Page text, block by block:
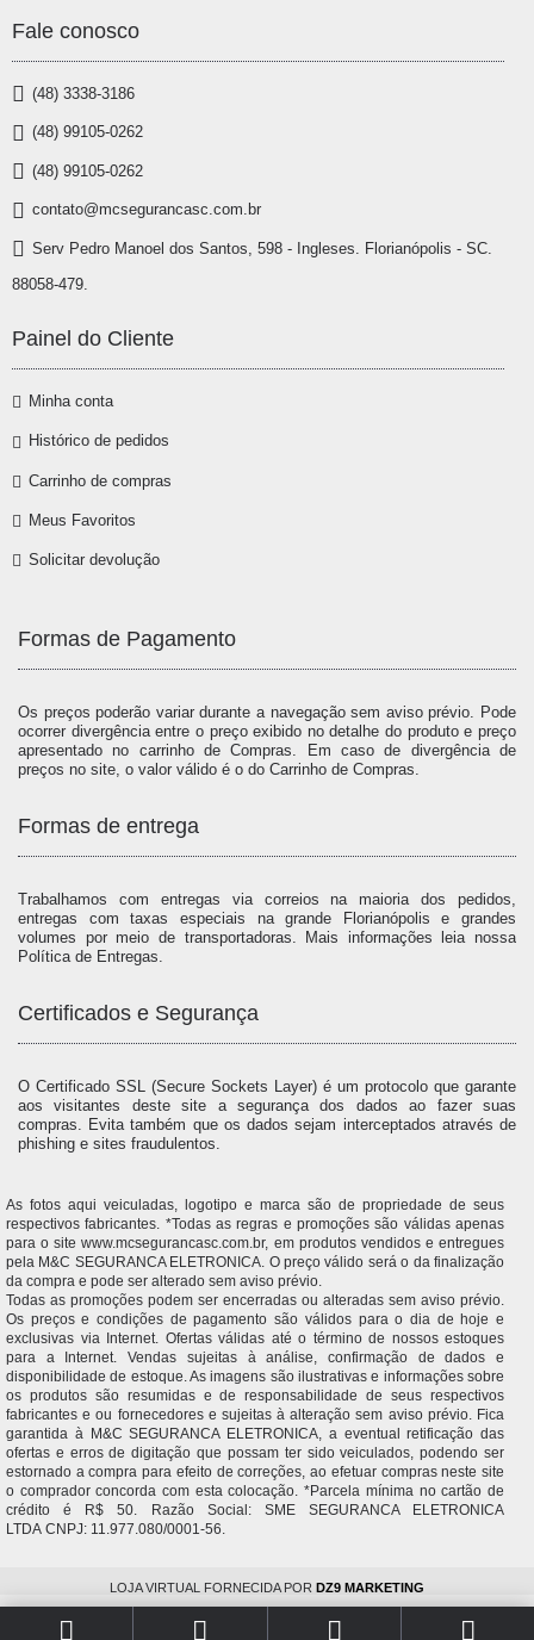
Fale conosco
(48) 3338-3186
(48) 99105-0262
(48) 99105-0262
contato@mcsegurancasc.com.br
Serv Pedro Manoel dos Santos, 598 - Ingleses. Florianópolis - SC.
88058-479.
Painel do Cliente
Minha conta
Histórico de pedidos
Carrinho de compras
Meus Favoritos
Solicitar devolução
Formas de Pagamento
Os preços poderão variar durante a navegação sem aviso prévio. Pode
ocorrer divergência entre o preço exibido no detalhe do produto e preço
apresentado no carrinho de Compras. Em caso de divergência de
preços no site, o valor válido é o do Carrinho de Compras.
Formas de entrega
Trabalhamos com entregas via correios na maioria dos pedidos,
entregas com taxas especiais na grande Florianópolis e grandes
volumes por meio de transportadoras. Mais informações leia nossa
Política de Entregas.
Certificados e Segurança
O Certificado SSL (Secure Sockets Layer) é um protocolo que garante
aos visitantes deste site a segurança dos dados ao fazer suas
compras. Evita também que os dados sejam interceptados através de
phishing e sites fraudulentos.
As fotos aqui veiculadas, logotipo e marca são de propriedade de seus
respectivos fabricantes. *Todas as regras e promoções são válidas apenas
para o site www.mcsegurancasc.com.br, em produtos vendidos e entregues
pela M&C SEGURANCA ELETRONICA. O preço válido será o da finalização
da compra e pode ser alterado sem aviso prévio.
Todas as promoções podem ser encerradas ou alteradas sem aviso prévio.
Os preços e condições de pagamento são válidos para o dia de hoje e
exclusivas via Internet. Ofertas válidas até o término de nossos estoques
para a Internet. Vendas sujeitas à análise, confirmação de dados e
disponibilidade de estoque. As imagens são ilustrativas e informações sobre
os produtos são resumidas e de responsabilidade de seus respectivos
fabricantes e ou fornecedores e sujeitas à alteração sem aviso prévio. Fica
garantida à M&C SEGURANCA ELETRONICA, a eventual retificação das
ofertas e erros de digitação que possam ter sido veiculados, podendo ser
estornado a compra para efeito de correções, ao efetuar compras neste site
o comprador concorda com esta colocação. *Parcela mínima no cartão de
crédito é R$ 50. Razão Social: SME SEGURANCA ELETRONICA
LTDA CNPJ: 11.977.080/0001-56.
LOJA VIRTUAL FORNECIDA POR DZ9 MARKETING